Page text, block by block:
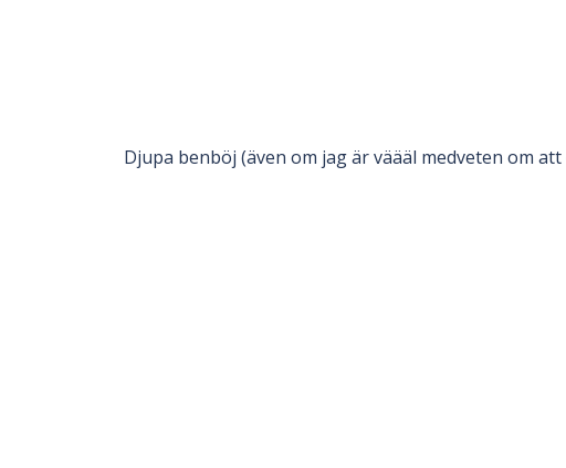
Djupa benböj (även om jag är väääl medveten om